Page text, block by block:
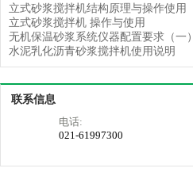
立式砂浆搅拌机结构原理与操作使用
立式砂浆搅拌机 操作与使用
无机保温砂浆系统仪器配置要求（一）
水泥乳化沥青砂浆搅拌机使用说明
联系信息
电话:
021-61997300